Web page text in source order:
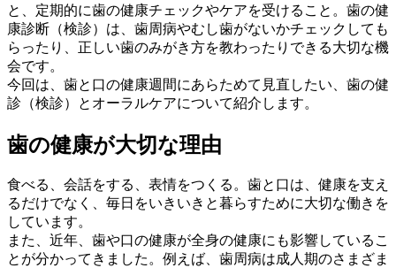
と、定期的に歯の健康チェックやケアを受けること。歯の健
康診断（検診）は、歯周病やむし歯がないかチェックしても
らったり、正しい歯のみがき方を教わったりできる大切な機
会です。
今回は、歯と口の健康週間にあらためて見直したい、歯の健
診（検診）とオーラルケアについて紹介します。
歯の健康が大切な理由
食べる、会話をする、表情をつくる。歯と口は、健康を支え
るだけでなく、毎日をいきいきと暮らすために大切な働きを
しています。
また、近年、歯や口の健康が全身の健康にも影響しているこ
とが分かってきました。例えば、歯周病は成人期のさまざま